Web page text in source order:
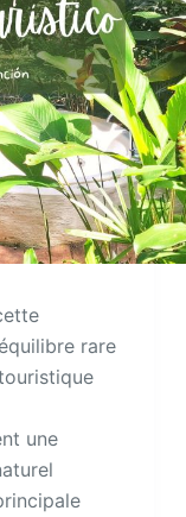
rare
une